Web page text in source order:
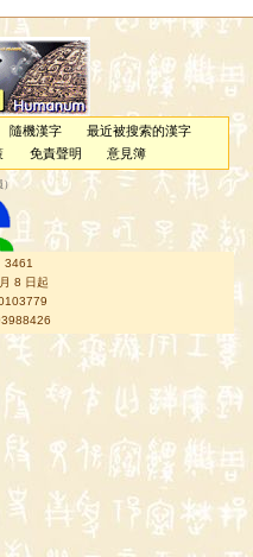
隨機漢字
最近被搜索的漢字
免責聲明 意見簿
）
3461
8 日起